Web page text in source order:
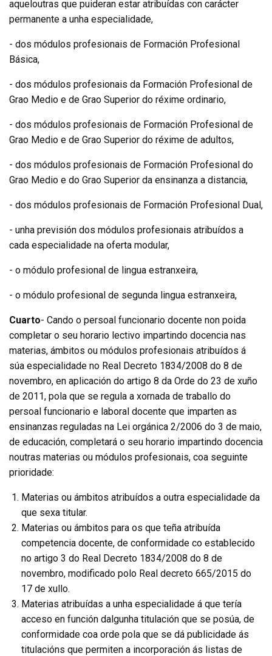
aqueloutras que puideran estar atribuídas con carácter
permanente a unha especialidade,
- dos módulos profesionais de Formación Profesional
Básica,
- dos módulos profesionais da Formación Profesional de
Grao Medio e de Grao Superior do réxime ordinario,
- dos módulos profesionais de Formación Profesional de
Grao Medio e de Grao Superior do réxime de adultos,
- dos módulos profesionais de Formación Profesional do
Grao Medio e do Grao Superior da ensinanza a distancia,
- dos módulos profesionais de Formación Profesional Dual,
- unha previsión dos módulos profesionais atribuídos a
cada especialidade na oferta modular,
- o módulo profesional de lingua estranxeira,
- o módulo profesional de segunda lingua estranxeira,
Cuarto- Cando o persoal funcionario docente non poida
completar o seu horario lectivo impartindo docencia nas
materias, ámbitos ou módulos profesionais atribuídos á
súa especialidade no Real Decreto 1834/2008 do 8 de
novembro, en aplicación do artigo 8 da Orde do 23 de xuño
de 2011, pola que se regula a xornada de traballo do
persoal funcionario e laboral docente que imparten as
ensinanzas reguladas na Lei orgánica 2/2006 do 3 de maio,
de educación, completará o seu horario impartindo docencia
noutras materias ou módulos profesionais, coa seguinte
prioridade:
Materias ou ámbitos atribuídos a outra especialidade da
que sexa titular.
Materias ou ámbitos para os que teña atribuída
competencia docente, de conformidade co establecido
no artigo 3 do Real Decreto 1834/2008 do 8 de
novembro, modificado polo Real decreto 665/2015 do
17 de xullo.
Materias atribuídas a unha especialidade á que tería
acceso en función dalgunha titulación que se posúa, de
conformidade coa orde pola que se dá publicidade ás
titulacións que permiten a incorporación ás listas de